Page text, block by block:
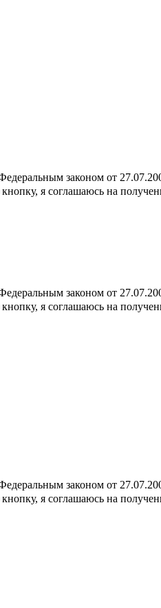
законом от
я соглашаюсь на
законом от
я соглашаюсь на
законом от
я соглашаюсь на